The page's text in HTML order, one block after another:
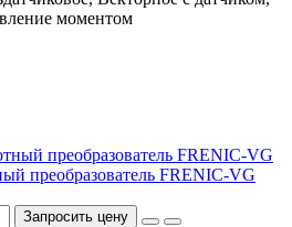
моментом
преобразователь FRENIC-VG
Запросить цену